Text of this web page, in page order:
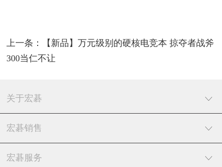
上一条：【新品】万元级别的硬核电竞本 掠夺者战斧
300当仁不让
关于宏碁
宏碁销售
宏碁服务